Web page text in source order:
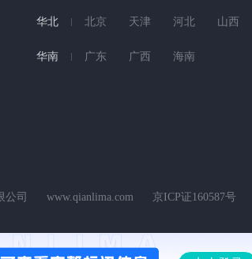
华北 北京 天津 河北 山西
华南 广东 广西 海南
公司 www.qianlima.com 京ICP证160587号